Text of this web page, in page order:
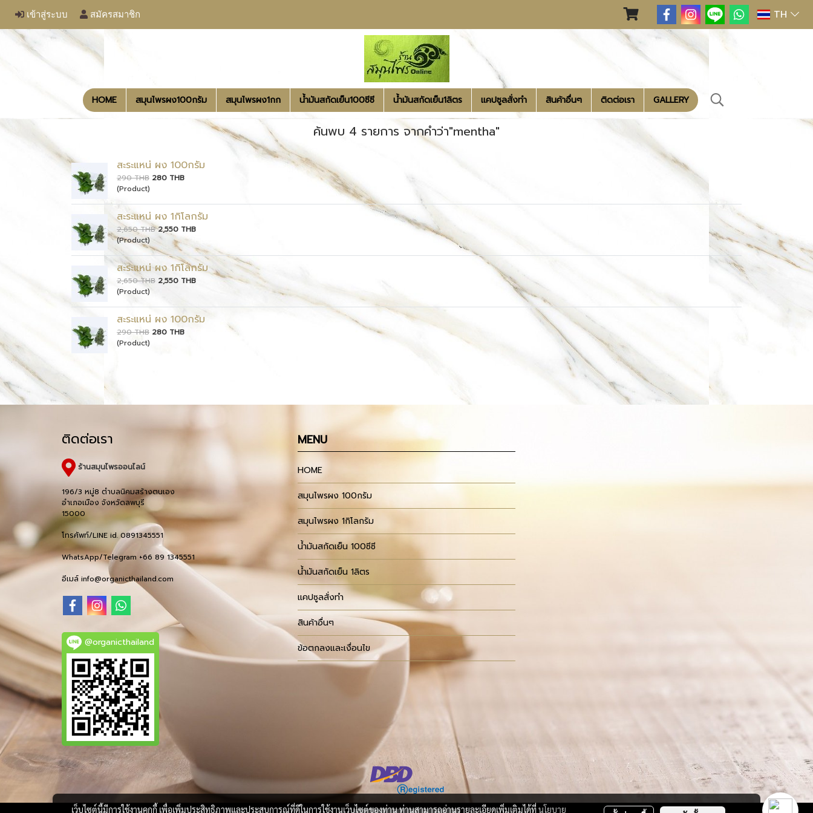
เข้าสู่ระบบ สมัครสมาชิก TH
HOME สมุนไพรผง100กรัม สมุนไพรผง1กก น้ำมันสกัดเย็น100ซีซี น้ำมันสกัดเย็น1ลิตร แคปซูลสั่งทำ สินค้าอื่นๆ ติดต่อเรา GALLERY
ค้นพบ 4 รายการ จากคำว่า"mentha"
สะระแหน่ ผง 100กรัม
290 THB 280 THB
(Product)
สะระแหน่ ผง 1กิโลกรัม
2,650 THB 2,550 THB
(Product)
สะระแหน่ ผง 1กิโลกรัม
2,650 THB 2,550 THB
(Product)
สะระแหน่ ผง 100กรัม
290 THB 280 THB
(Product)
ติดต่อเรา
ร้านสมุนไพรออนไลน์
196/3 หมู่8 ตำบลนิคมสร้างตนเอง
อำเภอเมือง จังหวัดลพบุรี
15000
โทรศัพท์/LINE id. 0891345551
WhatsApp/Telegram +66 89 1345551
อีเมล์ info@organicthailand.com
@organicthailand
MENU
HOME
สมุนไพรผง 100กรัม
สมุนไพรผง 1กิโลกรัม
น้ำมันสกัดเย็น 100ซีซี
น้ำมันสกัดเย็น 1ลิตร
แคปซูลสั่งทำ
สินค้าอื่นๆ
ข้อตกลงและเงื่อนไข
เว็บไซต์นี้มีการใช้งานคุกกี้ เพื่อเพิ่มประสิทธิภาพและประสบการณ์ที่ดีในการใช้งานเว็บไซต์ของท่าน ท่านสามารถอ่านรายละเอียดเพิ่มเติมได้ที่นโยบาย